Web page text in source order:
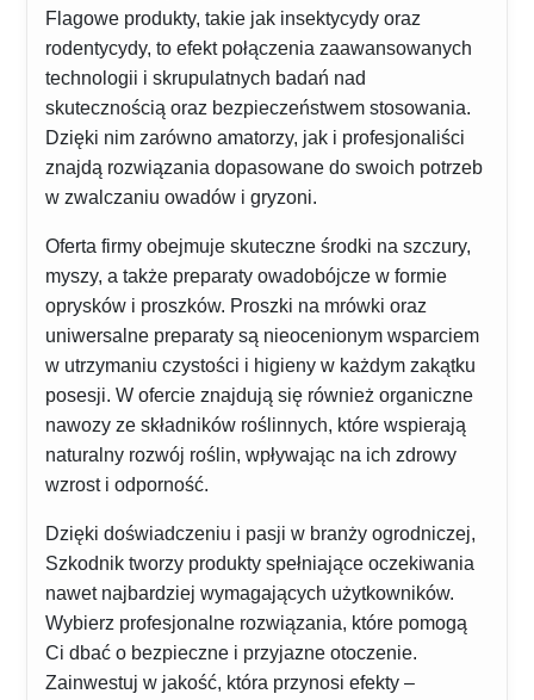
Flagowe produkty, takie jak insektycydy oraz
rodentycydy, to efekt połączenia zaawansowanych
technologii i skrupulatnych badań nad
skutecznością oraz bezpieczeństwem stosowania.
Dzięki nim zarówno amatorzy, jak i profesjonaliści
znajdą rozwiązania dopasowane do swoich potrzeb
w zwalczaniu owadów i gryzoni.
Oferta firmy obejmuje skuteczne środki na szczury,
myszy, a także preparaty owadobójcze w formie
oprysków i proszków. Proszki na mrówki oraz
uniwersalne preparaty są nieocenionym wsparciem
w utrzymaniu czystości i higieny w każdym zakątku
posesji. W ofercie znajdują się również organiczne
nawozy ze składników roślinnych, które wspierają
naturalny rozwój roślin, wpływając na ich zdrowy
wzrost i odporność.
Dzięki doświadczeniu i pasji w branży ogrodniczej,
Szkodnik tworzy produkty spełniające oczekiwania
nawet najbardziej wymagających użytkowników.
Wybierz profesjonalne rozwiązania, które pomogą
Ci dbać o bezpieczne i przyjazne otoczenie.
Zainwestuj w jakość, która przynosi efekty –